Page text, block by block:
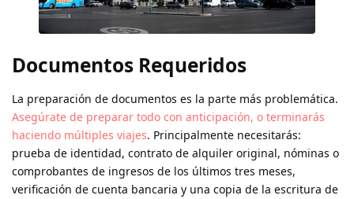
Documentos Requeridos
La preparación de documentos es la parte más problemática.
Asegúrate de preparar todo con anticipación, o terminarás
haciendo múltiples viajes. Principalmente necesitarás:
prueba de identidad, contrato de alquiler original, nóminas o
comprobantes de ingresos de los últimos tres meses,
verificación de cuenta bancaria y una copia de la escritura de